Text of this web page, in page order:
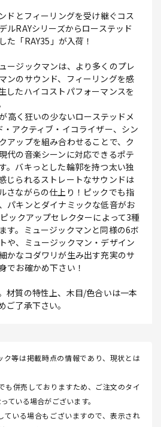
ドとフィーリングを受け継ぐコス
ルRAYシリーズからローステッド
た「RAY35」が入荷！
ージックマンは、より多くのプレ
ンのサウンド、フィーリングを感
したハイコストパフォーマンスを
高く狂いの少ないローステッドメ
アクティブ・イコライザー、シン
アップを組み合わせることで、ク
代の音楽シーンに対応できるポテ
。バキっとした輪郭を持つ太い独
じられるストレートなサウンドは
さながらの仕上り！ピックでも指
パキンとダイナミックな低音がお
ックアップセレクターによって3種
す。ミュージックマンと同様の6ボ
や、ミュージックマン・デザイン
かなコダワリが生み出す充実のサ
でお確かめ下さい！
材質の特性上、木目/色合いは一本
ご了承下さい。
等は掲載時点の情報であり、現状とは
も併売しておりますため、ご注文のタイ
ている場合がございます。
いる場合もございますので、表示され